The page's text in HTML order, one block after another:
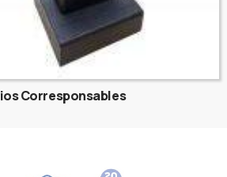
Corresponsables